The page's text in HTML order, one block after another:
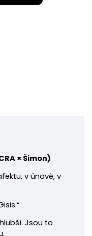
× Šimon)
v únavě, v
Jsou to